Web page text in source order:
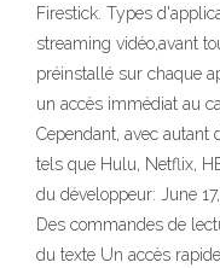
Firestick. Types
streaming vidéo,avant
préinstallé sur chaque
un accès immédiat au
Cependant, avec autant
tels que Hulu, Netflix,
du développeur: June
Des commandes de
du texte Un accès